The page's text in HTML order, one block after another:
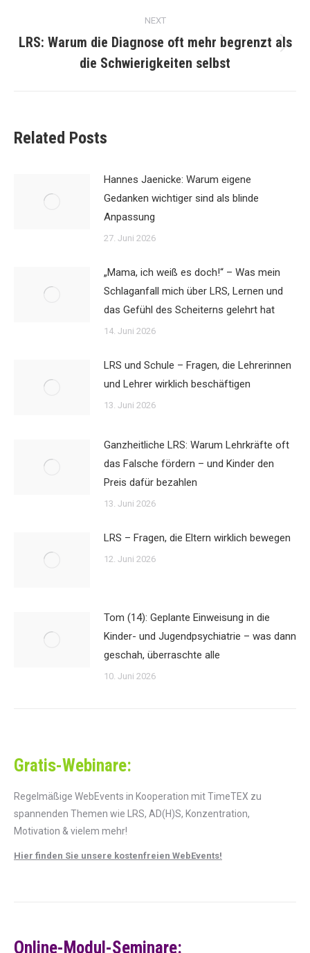
NEXT
post:
LRS: Warum die Diagnose oft mehr begrenzt als
die Schwierigkeiten selbst
Related Posts
Hannes Jaenicke: Warum eigene
Gedanken wichtiger sind als blinde
Anpassung
27. Juni 2026
„Mama, ich weiß es doch!“ – Was mein
Schlaganfall mich über LRS, Lernen und
das Gefühl des Scheiterns gelehrt hat
14. Juni 2026
LRS und Schule – Fragen, die Lehrerinnen
und Lehrer wirklich beschäftigen
13. Juni 2026
Ganzheitliche LRS: Warum Lehrkräfte oft
das Falsche fördern – und Kinder den
Preis dafür bezahlen
13. Juni 2026
LRS – Fragen, die Eltern wirklich bewegen
12. Juni 2026
Tom (14): Geplante Einweisung in die
Kinder- und Jugendpsychiatrie – was dann
geschah, überraschte alle
10. Juni 2026
Gratis-Webinare:
Regelmäßige WebEvents in Kooperation mit TimeTEX zu
spannenden Themen wie LRS, AD(H)S, Konzentration,
Motivation & vielem mehr!
Hier finden Sie unsere kostenfreien WebEvents!
Online-Modul-Seminare: